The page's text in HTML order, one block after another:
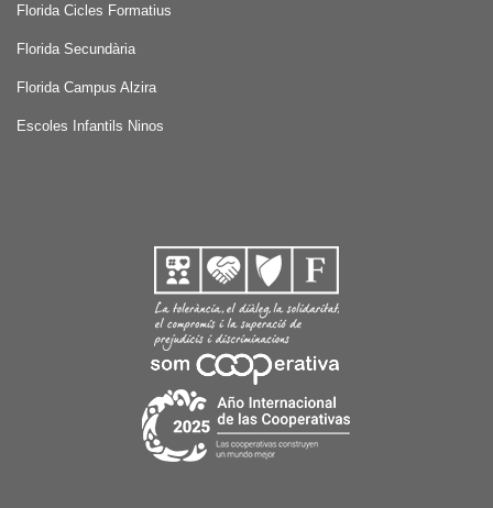
Florida Cicles Formatius
Florida Secundària
Florida Campus Alzira
Escoles Infantils Ninos